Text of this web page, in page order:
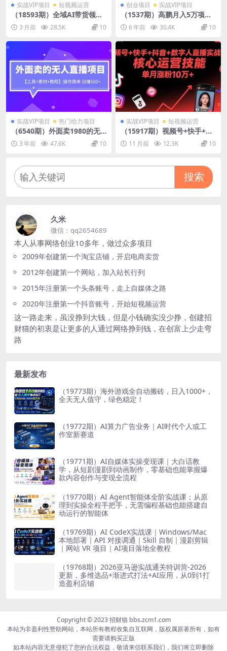
实战VIP项目 短视频运营
（18593期）全域AI带货领航
者计划：短视频+直播+多平台
矩阵，三大阶段从起号变现到
长效经营
3 月前 28.5K 10
创业项目 实战VIP项目
（1537期）高鹏月入5万项目
私徒班，基于个人IP打造的月
入5万互利型高产项目！
6 年前 30.4K 10
实战VIP项目 热门给力项目
（6540期）外面卖1980的无
人直播项目【工具+素材+教
程】日赚500+
3 年前 47.6K 10
实战VIP项目 短视频运营
（15917期）视频号+快手+抖
音+数字人直播实战课(9月)：
核心运营技能，单月涨粉10万
11 月前 12.3K 10
搜索
久米
微信：qq2654689
本人从事网络创业10多年，做过众多项目
2009年创建第一个淘宝店铺，开启电商卖货
2012年创建第一个网站，加入站长行列
2015年注册第一个头条账号，走上自媒体之路
2020年注册第一个抖音账号，开始短视频运营
这一路走来，虽没挣到大钱，但是小钱确实没少挣，创建招
财猫的初衷是让更多的人通过网络挣到钱，在创富上少走弯
路
最新发布
（19773期）海外游戏全自动搬砖，日入1000+，
全天无人值守，绿色稳定！
（19772期）AI算力广告业务｜AI时代个人或工
作室新赛道
（19771期）AI自媒体实操变现课｜大白话教
学，从短剧漫剧到动画制作，零基础也能掌握爆
款内容创作与变现全流程
（19770期）AI Agent智能体全阶实战课；从原
理到实操全程手把手，无需编程基础也能搭建自
动运行的智能体
（19769期）AI CodeX实战课｜Windows/Mac
本地部署｜API 对接调通｜Skill 自制｜漫剧剪辑
｜网站 VR 项目｜AI项目落地全教程
（19768期）2026亚马逊实战通关特训营-2026
更新，多维选品+渐进式打法+AI应用，从0到1打
造盈利店铺
Copyright © 2023 招财猫 bbs.zcm1.com
本站为非盈利性赞助网站，本站所有教程收集自互联网，版权属原著所有，如有
需要请购买正版
如本站内容无意侵犯了您的合法权益，敬请来信联系我们，我们将立即删除